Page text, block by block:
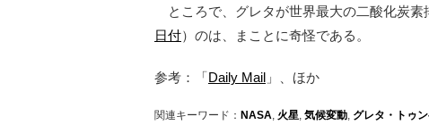
ところで、グレタが世界最大の二酸化炭素
日付）のは、まことに奇怪である。
参考：「Daily Mail 」、ほか
関連キーワード： NASA, 火星, 気候変動, グレタ・トゥ